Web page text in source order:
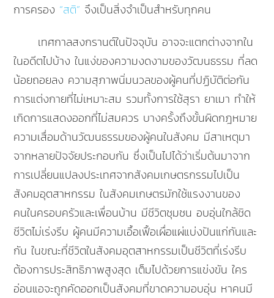
การครอง “สติ” จึงเป็นสิ่งจำเป็นสำหรับทุกคน
เทศกาลสงกรานต์ในปัจจุบัน อาจจะแตกต่างจากใน
ในอดีตไปบ้าง ในแง่ของความงดงามของวัฒนธรรม ที่ลด
น้อยถอยลง ความสุภาพนิ่มนวลของผู้คนที่ปฏิบัติต่อกัน
การแต่งกายที่ไม่เหมาะสม รวมทั้งการใช้สุรา ยาเมา ทำให้
เกิดการแสดงออกที่ไม่สมควร บางครั้งถึงขั้นผิดกฎหมาย
ความเสื่อมด้านวัฒนธรรมของผู้คนในสังคม มีสาเหตุมา
จากหลายปัจจัยประกอบกัน ซึ่งเป็นไปได้ว่าเริ่มต้นมาจาก
การเปลี่ยนแปลงประเทศจากสังคมเกษตรกรรมไปเป็น
สังคมอุตสาหกรรม ในสังคมเกษตรมักใช้แรงงานของ
คนในครอบครัวและเพื่อนบ้าน มีชีวิตชุมชน อบอุ่นใกล้ชิด
ชีวิตไม่เร่งรีบ ผู้คนมีความเอื้อเฟื้อเผื่อแผ่แบ่งปันแก่กันและ
กัน ในขณะที่ชีวิตในสังคมอุตสาหกรรมเป็นชีวิตที่เร่งรีบ
ต้องการประสิทธิภาพสูงสุด เต็มไปด้วยการแข่งขัน ใคร
อ่อนแอจะถูกคัดออกเป็นสังคมที่ขาดความอบอุ่น หาคนมี